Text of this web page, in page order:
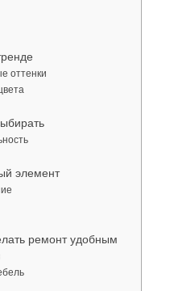
оттенки
элемент
ремонт удобным